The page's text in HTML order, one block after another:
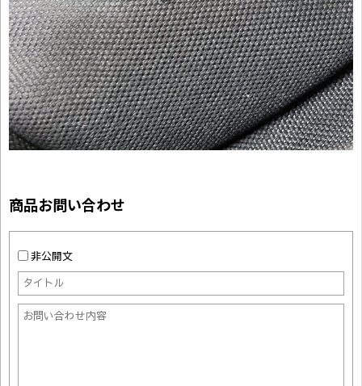
商品お問い合わせ
非公開文